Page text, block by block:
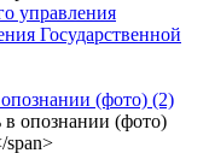
управления
Государственной
(фото) (2)